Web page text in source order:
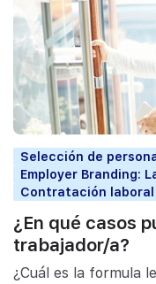
Selección de
Employer Branding:
Contratación laboral
¿En qué casos
trabajador/a?
¿Cuál es la formula